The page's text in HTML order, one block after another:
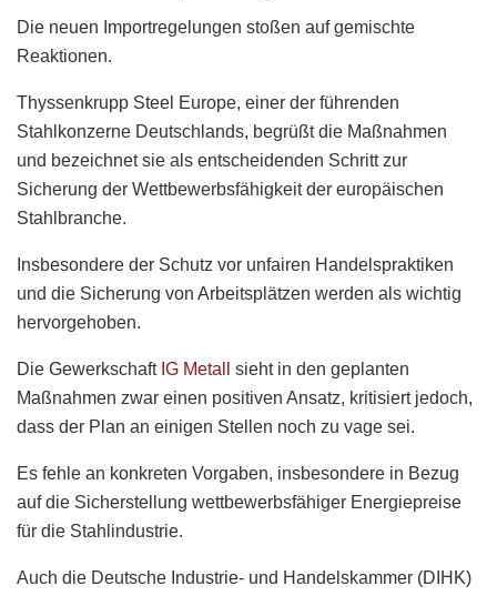
Die neuen Importregelungen stoßen auf gemischte
Reaktionen.
Thyssenkrupp Steel Europe, einer der führenden
Stahlkonzerne Deutschlands, begrüßt die Maßnahmen
und bezeichnet sie als entscheidenden Schritt zur
Sicherung der Wettbewerbsfähigkeit der europäischen
Stahlbranche.
Insbesondere der Schutz vor unfairen Handelspraktiken
und die Sicherung von Arbeitsplätzen werden als wichtig
hervorgehoben.
Die Gewerkschaft IG Metall
sieht in den geplanten
Maßnahmen zwar einen positiven Ansatz, kritisiert jedoch,
dass der Plan an einigen Stellen noch zu vage sei.
Es fehle an konkreten Vorgaben, insbesondere in Bezug
auf die Sicherstellung wettbewerbsfähiger Energiepreise
für die Stahlindustrie.
Auch die Deutsche Industrie- und Handelskammer (DIHK)